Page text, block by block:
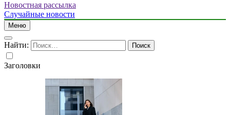
Новостная рассылка
Случайные новости
Меню
Найти:
Заголовки